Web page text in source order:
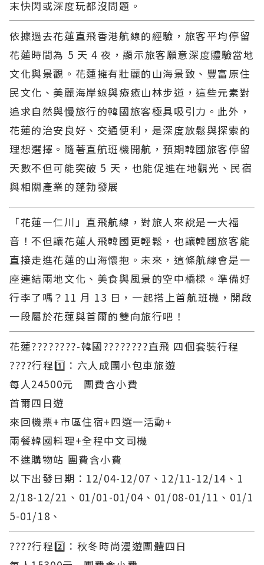
末快閃或深度玩都沒問題。
依據過去花蓮直飛香港航線的經驗，旅客平均停留
花蓮時間為 5 天 4 夜，顯示旅客願意深度體驗當地
文化與景觀。花蓮擁有壯麗的山海景致、豐富原住
民文化、美麗海岸線與療癒山林步道，這些元素對
追求自然與慢旅行的韓國旅客極具吸引力。此外，
花蓮的治安良好、交通便利，是深度放鬆與探索的
理想選擇。隨著直航班機開航，預期韓國旅客停留
天數不但可能突破 5 天，也能促進在地觀光、民宿
與相關產業的蓬勃發展
「花蓮—仁川」直飛航線，對旅人來說是一大福
音！不但讓花蓮人飛韓國更輕鬆，也讓韓國旅客能
直接走進花蓮的山海懷抱。未來，這條航線會是一
座連結兩地文化、美食與風景的空中橋樑。準備好
行李了嗎？11 月 13 日，一起搭上首航班機，開啟
一段屬於花蓮與首爾的雙向旅行吧！
花蓮????????-韓國????????直飛 四個套裝行程
????行程1️⃣：六人成團小包車旅遊
每人24500元 團費含小費
首爾四日遊
來回機票+市區住宿+四選一活動+
兩餐韓國料理+全程中文司機
不進購物站 團費含小費
以下出發日期：12/04-12/07、12/11-12/14、1
2/18-12/21、01/01-01/04、01/08-01/11、01/1
5-01/18、
????行程2️⃣：秋冬時尚漫遊團體四日